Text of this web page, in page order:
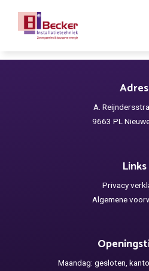
Adres
A.
9663 PL
Links
Privacy
Algemene
Maandag: gesloten,